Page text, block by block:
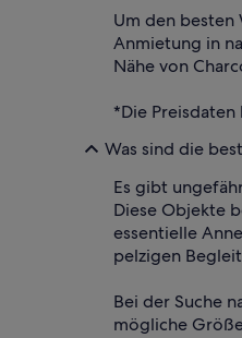
Um den besten
Anmietung in
Nähe von
*Die
Was sind die
Es gibt
Diese Objekte
essentielle
pelzigen
Bei der Suche
mögliche